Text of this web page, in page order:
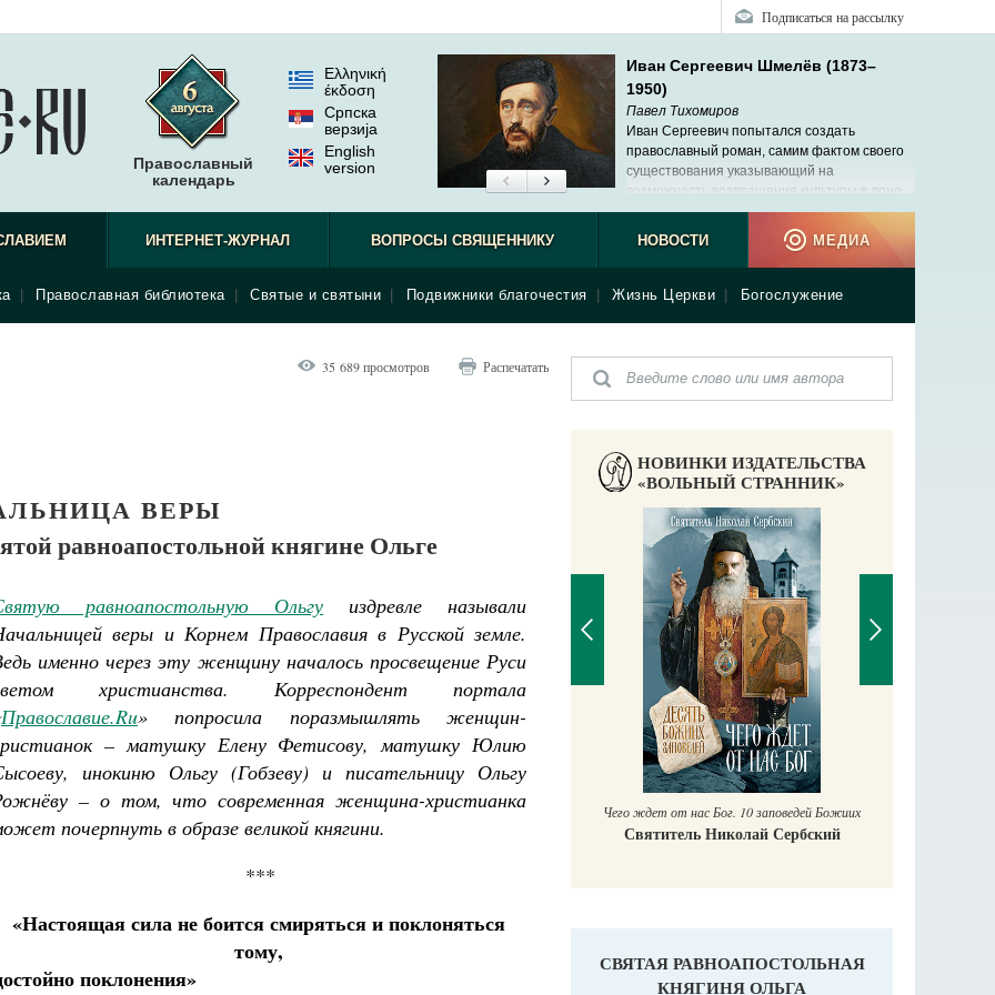
Подписаться на рассылку
Православный
календарь
Ελληνική
έκδοση
Српска
верзиjа
English
version
Иван Сергеевич Шмелёв (1873–
1950)
Павел Тихомиров
Иван Сергеевич попытался создать
православный роман, самим фактом своего
существования указывающий на
возможность возвращения культуры в лоно
Церкви.
Православная библиотека Святые и святыни Подвижники благочестия Жизнь Церкви Богослужение
ИНТЕРНЕТ-ЖУРНАЛ ВОПРОСЫ СВЯЩЕННИКУ НОВОСТИ МЕДИА
35 689 просмотров Распечатать
ВЕРЫ
равноапостольной княгине Ольге
равноапостольную Ольгу издревле называли
веры и Корнем Православия в Русской земле.
именно через эту женщину началось просвещение Руси
христианства. Корреспондент портала
Православие.Ru» попросила поразмышлять женщин-
– матушку Елену Фетисову, матушку Юлию
инокиню Ольгу (Гобзеву) и писательницу Ольгу
– о том, что современная женщина-христианка
почерпнуть в образе великой княгини.
***
«Настоящая сила не боится смиряться и поклоняться
тому,
поклонения»
НОВИНКИ ИЗДАТЕЛЬСТВА
«ВОЛЬНЫЙ СТРАННИК»
Георгий Победоносец. Научись у
святого
Роман Котов Чего ждет от нас Бог. 10 заповедей Божиих
Святитель Николай Сербский
Православный мальчик
Екатерина Баканова
СВЯТАЯ РАВНОАПОСТОЛЬНАЯ
КНЯГИНЯ ОЛЬГА